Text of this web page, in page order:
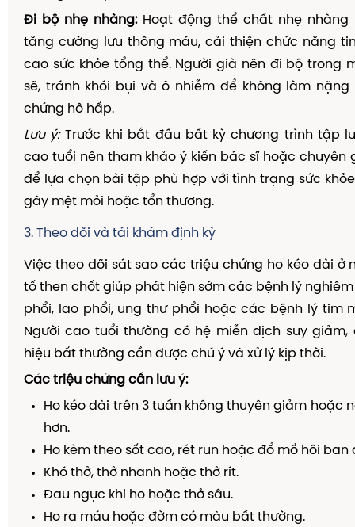
Đi bộ nhẹ nhàng:Hoạt động thể chất nhẹ nhàng
tăng cường lưu thông máu, cải thiện chức năng
cao sức khỏe tổng thể. Người già nên đi bộ trong
sẽ, tránh khói bụi và ô nhiễm để không làm
chứng hô hấp.
Lưu ý:Trước khi bắt đầu bất kỳ chương trình tập
cao tuổi nên tham khảo ý kiến bác sĩ hoặc chuyên
để lựa chọn bài tập phù hợp với tình trạng sức
gây mệt mỏi hoặc tổn thương.
3. Theo dõi và tái khám định kỳ
Việc theo dõi sát sao các triệu chứng ho kéo dài ở
tố then chốt giúp phát hiện sớm các bệnh lý
phổi, lao phổi, ung thư phổi hoặc các bệnh lý tim
Người cao tuổi thường có hệ miễn dịch suy
hiệu bất thường cần được chú ý và xử lý kịp thời.
Các triệu chứng cần lưu ý:
Ho kéo dài trên 3 tuần không thuyên giảm hoặc
hơn.
Ho kèm theo sốt cao, rét run hoặc đổ mồ hôi ban
Khó thở, thở nhanh hoặc thở rít.
Đau ngực khi ho hoặc thở sâu.
Ho ra máu hoặc đờm có màu bất thường.